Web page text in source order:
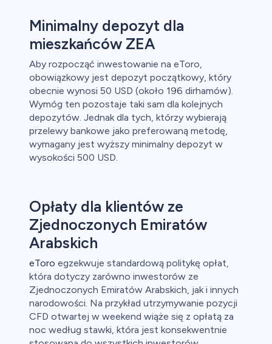
Minimalny depozyt dla
mieszkańców ZEA
Aby rozpocząć inwestowanie na eToro,
obowiązkowy jest depozyt początkowy, który
obecnie wynosi 50 USD (około 196 dirhamów).
Wymóg ten pozostaje taki sam dla kolejnych
depozytów. Jednak dla tych, którzy wybierają
przelewy bankowe jako preferowaną metodę,
wymagany jest wyższy minimalny depozyt w
wysokości 500 USD.
Opłaty dla klientów ze
Zjednoczonych Emiratów
Arabskich
eToro egzekwuje standardową politykę opłat,
która dotyczy zarówno inwestorów ze
Zjednoczonych Emiratów Arabskich, jak i innych
narodowości. Na przykład utrzymywanie pozycji
CFD otwartej w weekend wiąże się z opłatą za
noc według stawki, która jest konsekwentnie